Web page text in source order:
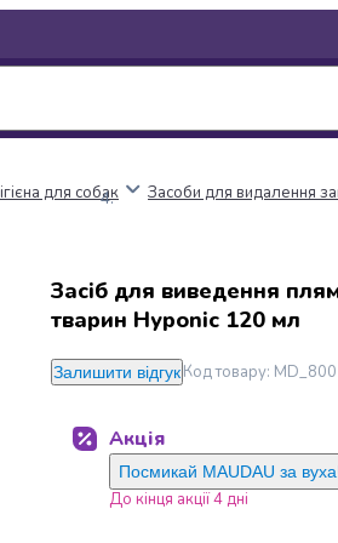
для собак Засоби для видалення
Засіб для виведення
тварин Hyponic 120 мл
Залишити відгукКод товару:
Акція
Посмикай MAUDAU за
До кінця акції 4 дні